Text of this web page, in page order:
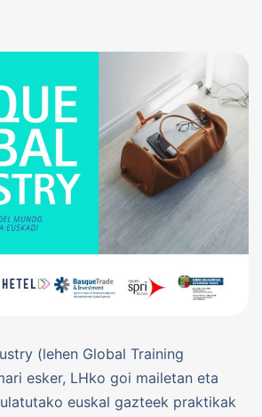
(lehen Global Training
esker, LHko goi mailetan eta
euskal gazteek praktikak